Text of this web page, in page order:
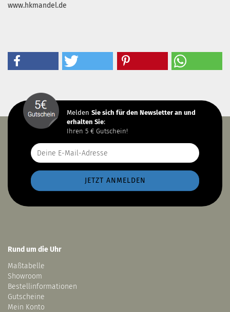
www.hkmandel.de
Melden Sie sich für den Newsletter an und
erhalten Sie:
Ihren 5 € Gutschein!
Rund um die Uhr
Maßtabelle
Showroom
Bestellinformationen
Gutscheine
Mein Konto